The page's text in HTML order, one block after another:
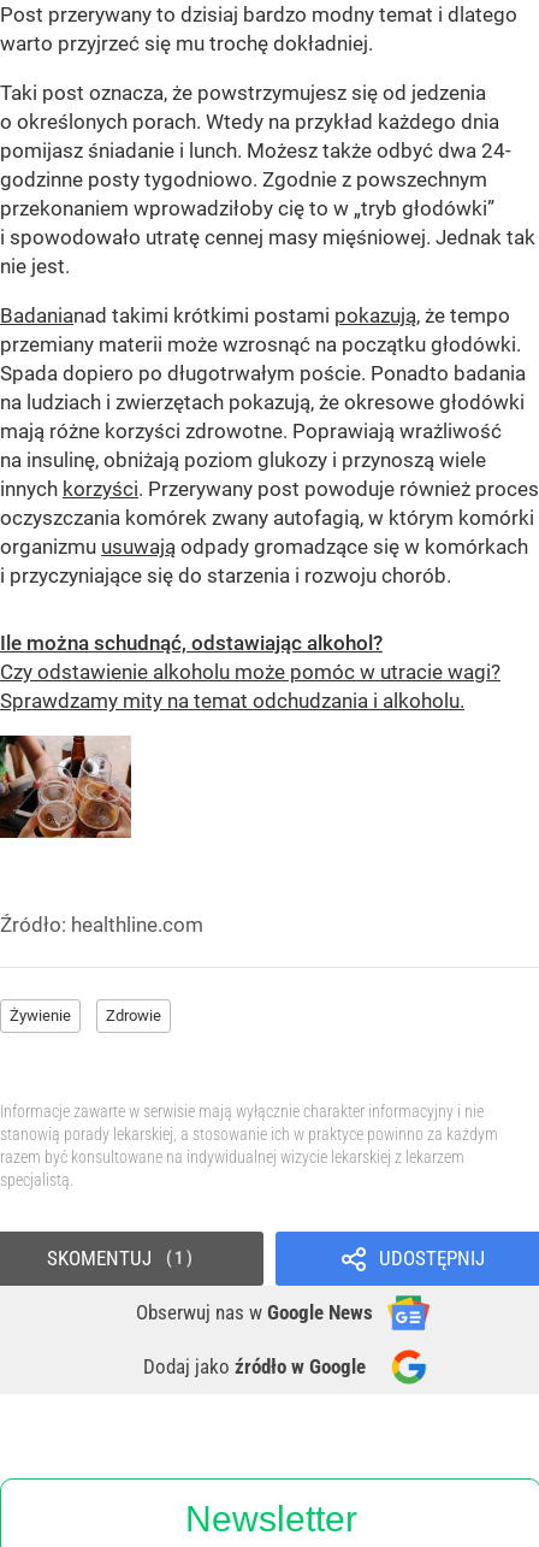
Post przerywany to dzisiaj bardzo modny temat i dlatego
warto przyjrzeć się mu trochę dokładniej.
Taki post oznacza, że powstrzymujesz się od jedzenia
o określonych porach. Wtedy na przykład każdego dnia
pomijasz śniadanie i lunch. Możesz także odbyć dwa 24-
godzinne posty tygodniowo. Zgodnie z powszechnym
przekonaniem wprowadziłoby cię to w „tryb głodówki”
i spowodowało utratę cennej masy mięśniowej. Jednak tak
nie jest.
Badanianad takimi krótkimi postami pokazują, że tempo
przemiany materii może wzrosnąć na początku głodówki.
Spada dopiero po długotrwałym poście. Ponadto badania
na ludziach i zwierzętach pokazują, że okresowe głodówki
mają różne korzyści zdrowotne. Poprawiają wrażliwość
na insulinę, obniżają poziom glukozy i przynoszą wiele
innych korzyści. Przerywany post powoduje również proces
oczyszczania komórek zwany autofagią, w którym komórki
organizmu usuwają odpady gromadzące się w komórkach
i przyczyniające się do starzenia i rozwoju chorób.
Ile można schudnąć, odstawiając alkohol?
Czy odstawienie alkoholu może pomóc w utracie wagi?
Sprawdzamy mity na temat odchudzania i alkoholu.
Źródło: healthline.com
Żywienie Zdrowie
Informacje zawarte w serwisie mają wyłącznie charakter informacyjny i nie
stanowią porady lekarskiej, a stosowanie ich w praktyce powinno za każdym
razem być konsultowane na indywidualnej wizycie lekarskiej z lekarzem
specjalistą.
UDOSTĘPNIJ
Obserwuj nas w Google News
Dodaj jako źródło w Google
SKOMENTUJ 1
Newsletter